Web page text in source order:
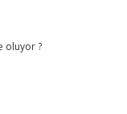
oluyor ?